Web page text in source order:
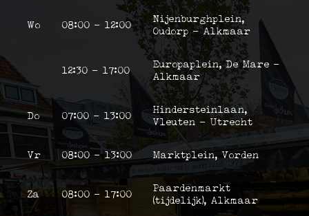
Wo 08:00 - 12:00
Nijenburghplein,
Oudorp - Alkmaar
12:30 - 17:00
Europaplein, De Mare -
Alkmaar
Do 07:00 - 13:00
Hindersteinlaan,
Vleuten - Utrecht
Vr 08:00 - 13:00 Marktplein, Vorden
Za 08:00 - 17:00
Paardenmarkt
(tijdelijk), Alkmaar